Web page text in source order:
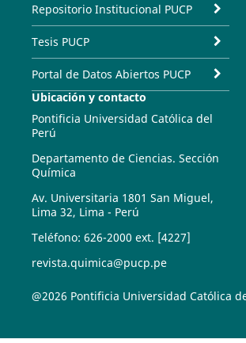
Repositorio Institucional PUCP
Tesis PUCP
Portal de Datos Abiertos PUCP
Ubicación y contacto
Pontificia Universidad Católica del
Perú
Departamento de Ciencias. Sección
Química
Av. Universitaria 1801 San Miguel,
Lima 32, Lima - Perú
Teléfono: 626-2000 ext. [4227]
revista.quimica@pucp.pe
@2026 Pontificia Universidad Católica